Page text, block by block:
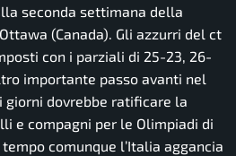
seconda settimana della
(Canada). Gli azzurri del ct
con i parziali di 25-23, 26-
importante passo avanti nel
giorni dovrebbe ratificare la
e compagni per le Olimpiadi di
comunque l’Italia aggancia